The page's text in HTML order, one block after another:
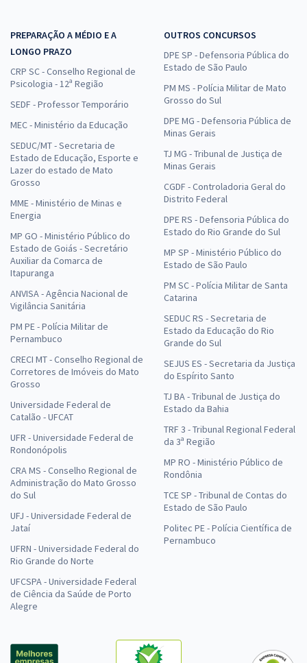
PREPARAÇÃO A MÉDIO E A
LONGO PRAZO
CRP SC - Conselho Regional de
Psicologia - 12ª Região
SEDF - Professor Temporário
MEC - Ministério da Educação
SEDUC/MT - Secretaria de
Estado de Educação, Esporte e
Lazer do estado de Mato
Grosso
MME - Ministério de Minas e
Energia
MP GO - Ministério Público do
Estado de Goiás - Secretário
Auxiliar da Comarca de
Itapuranga
ANVISA - Agência Nacional de
Vigilância Sanitária
PM PE - Polícia Militar de
Pernambuco
CRECI MT - Conselho Regional de
Corretores de Imóveis do Mato
Grosso
Universidade Federal de
Catalão - UFCAT
UFR - Universidade Federal de
Rondonópolis
CRA MS - Conselho Regional de
Administração do Mato Grosso
do Sul
UFJ - Universidade Federal de
Jataí
UFRN - Universidade Federal do
Rio Grande do Norte
UFCSPA - Universidade Federal
de Ciência da Saúde de Porto
Alegre
OUTROS CONCURSOS
DPE SP - Defensoria Pública do
Estado de São Paulo
PM MS - Polícia Militar de Mato
Grosso do Sul
DPE MG - Defensoria Pública de
Minas Gerais
TJ MG - Tribunal de Justiça de
Minas Gerais
CGDF - Controladoria Geral do
Distrito Federal
DPE RS - Defensoria Pública do
Estado do Rio Grande do Sul
MP SP - Ministério Público do
Estado de São Paulo
PM SC - Polícia Militar de Santa
Catarina
SEDUC RS - Secretaria de
Estado da Educação do Rio
Grande do Sul
SEJUS ES - Secretaria da Justiça
do Espírito Santo
TJ BA - Tribunal de Justiça do
Estado da Bahia
TRF 3 - Tribunal Regional Federal
da 3ª Região
MP RO - Ministério Público de
Rondônia
TCE SP - Tribunal de Contas do
Estado de São Paulo
Politec PE - Polícia Científica de
Pernambuco